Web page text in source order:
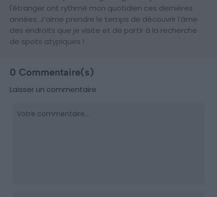
l'étranger ont rythmé mon quotidien ces dernières
années. J’aime prendre le temps de découvrir l’âme
des endroits que je visite et de partir à la recherche
de spots atypiques !
0 Commentaire(s)
Laisser un commentaire